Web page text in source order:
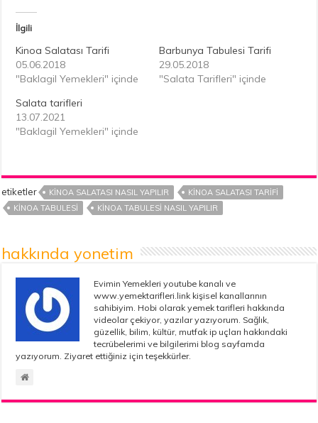
İlgili
Kinoa Salatası Tarifi
05.06.2018
"Baklagil Yemekleri" içinde
Barbunya Tabulesi Tarifi
29.05.2018
"Salata Tarifleri" içinde
Salata tarifleri
13.07.2021
"Baklagil Yemekleri" içinde
etiketler KINOA SALATASI NASIL YAPILIR
KINOA SALATASI TARIFI
KINOA TABULESI
KINOA TABULESI NASIL YAPILIR
hakkında yonetim
Evimin Yemekleri youtube kanalı ve
www.yemektarifleri.link kişisel kanallarının
sahibiyim. Hobi olarak yemek tarifleri hakkında
videolar çekiyor, yazılar yazıyorum. Sağlık,
güzellik, bilim, kültür, mutfak ip uçları hakkındaki
tecrübelerimi ve bilgilerimi blog sayfamda
yazıyorum. Ziyaret ettiğiniz için teşekkürler.